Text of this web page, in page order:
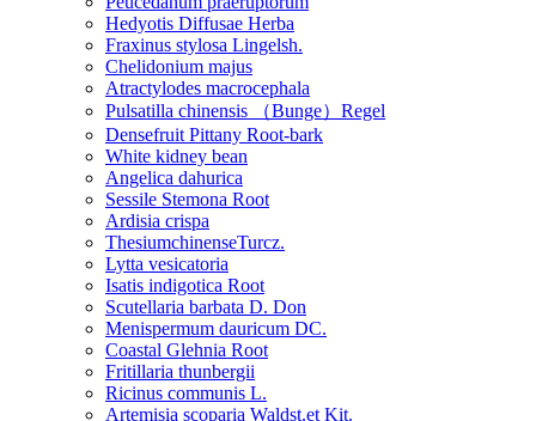
Hedyotis Diffusae Herba
Fraxinus stylosa Lingelsh.
Chelidonium majus
Atractylodes macrocephala
Pulsatilla chinensis （Bunge）Regel
Densefruit Pittany Root-bark
White kidney bean
Angelica dahurica
Sessile Stemona Root
Ardisia crispa
ThesiumchinenseTurcz.
Lytta vesicatoria
Isatis indigotica Root
Scutellaria barbata D. Don
Menispermum dauricum DC.
Coastal Glehnia Root
Fritillaria thunbergii
Ricinus communis L.
Artemisia scoparia Waldst.et Kit.